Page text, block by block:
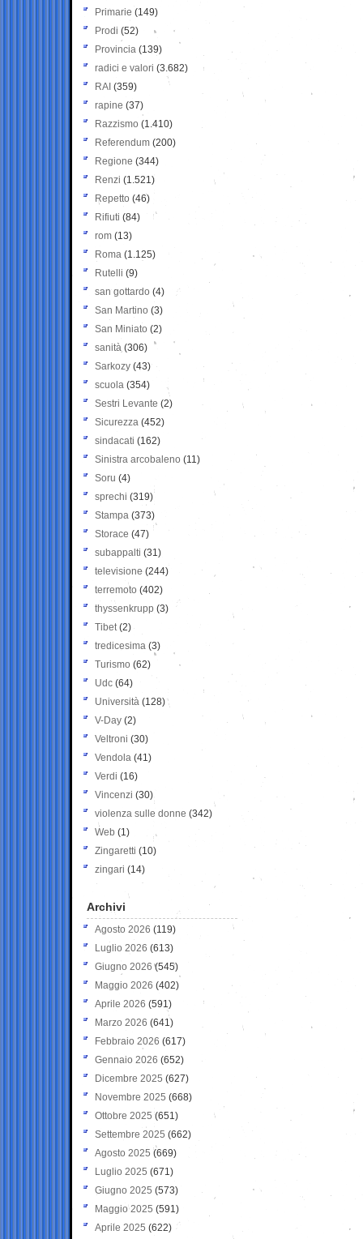
Primarie (149)
Prodi (52)
Provincia (139)
radici e valori (3.682)
RAI (359)
rapine (37)
Razzismo (1.410)
Referendum (200)
Regione (344)
Renzi (1.521)
Repetto (46)
Rifiuti (84)
rom (13)
Roma (1.125)
Rutelli (9)
san gottardo (4)
San Martino (3)
San Miniato (2)
sanità (306)
Sarkozy (43)
scuola (354)
Sestri Levante (2)
Sicurezza (452)
sindacati (162)
Sinistra arcobaleno (11)
Soru (4)
sprechi (319)
Stampa (373)
Storace (47)
subappalti (31)
televisione(244)
terremoto (402)
thyssenkrupp (3)
Tibet(2)
tredicesima (3)
Turismo (62)
Udc (64)
Università (128)
V-Day (2)
Veltroni (30)
Vendola (41)
Verdi (16)
Vincenzi (30)
violenza sulle donne (342)
Web (1)
Zingaretti (10)
zingari (14)
Archivi
Agosto 2026 (119)
Luglio 2026 (613)
Giugno 2026 (545)
Maggio 2026 (402)
Aprile 2026 (591)
Marzo 2026 (641)
Febbraio 2026 (617)
Gennaio 2026 (652)
Dicembre 2025 (627)
Novembre 2025 (668)
Ottobre 2025 (651)
Settembre 2025 (662)
Agosto 2025 (669)
Luglio 2025 (671)
Giugno 2025 (573)
Maggio 2025 (591)
Aprile 2025 (622)